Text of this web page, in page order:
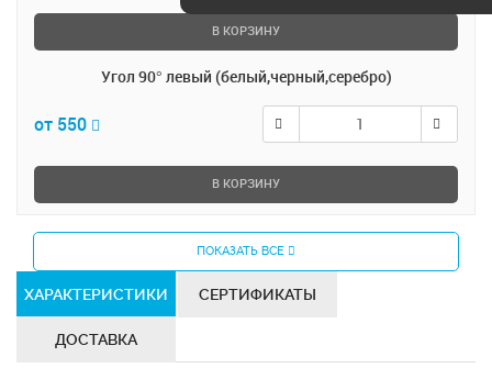
В КОРЗИНУ
Угол 90° левый (белый,черный,серебро)
от 550
В КОРЗИНУ
ПОКАЗАТЬ ВСЕ
ХАРАКТЕРИСТИКИ СЕРТИФИКАТЫ
ДОСТАВКА